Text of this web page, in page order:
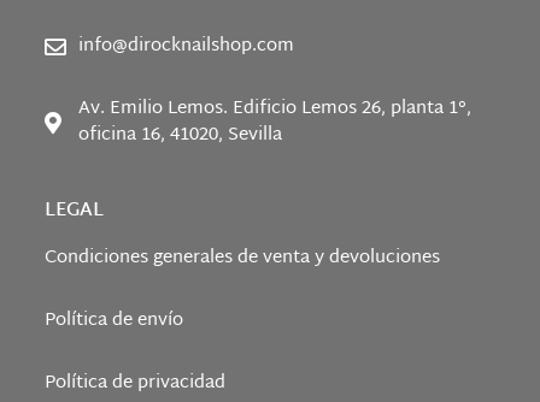
info@dirocknailshop.com
Av. Emilio Lemos. Edificio Lemos 26, planta 1°,
oficina 16, 41020, Sevilla
LEGAL
Condiciones generales de venta y devoluciones
Política de envío
Política de privacidad